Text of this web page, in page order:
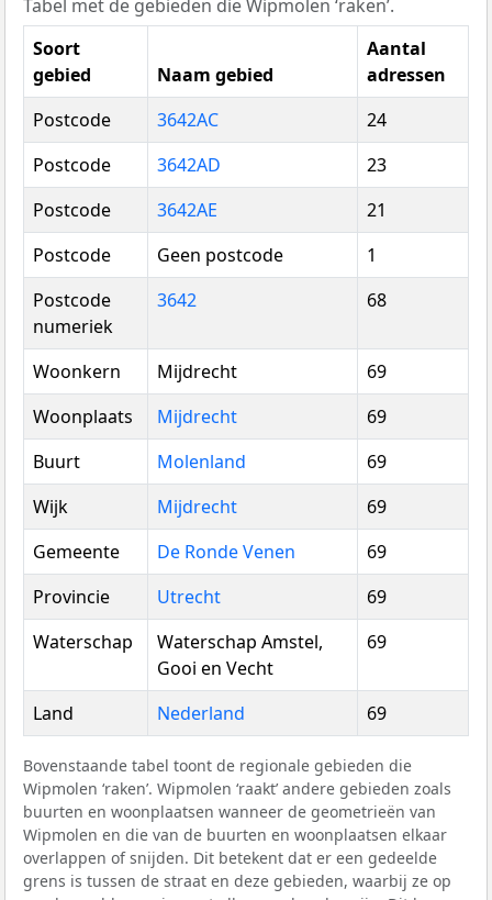
Tabel met de gebieden die Wipmolen ‘raken’.
Soort
gebied
Naam gebied
Aantal
adressen
Postcode
3642AC
24
Postcode
3642AD
23
Postcode
3642AE
21
Postcode
Geen postcode
1
Postcode
numeriek
3642 68
Woonkern Mijdrecht
69
Woonplaats
Mijdrecht
69
Buurt
Molenland
69
Wijk
Mijdrecht
69
Gemeente
De Ronde Venen
69
Provincie
Utrecht
69
Waterschap
Waterschap Amstel,
Gooi en Vecht
69
Land Nederland 69
Bovenstaande tabel toont de regionale gebieden die
Wipmolen ‘raken’. Wipmolen ‘raakt’ andere gebieden zoals
buurten en woonplaatsen wanneer de geometrieën van
Wipmolen en die van de buurten en woonplaatsen elkaar
overlappen of snijden. Dit betekent dat er een gedeelde
grens is tussen de straat en deze gebieden, waarbij ze op